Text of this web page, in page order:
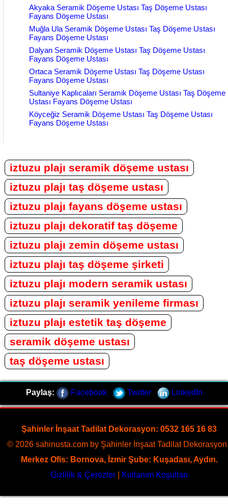
Akyaka Seramik Döşeme Ustası Taş Döşeme Ustası
Fayans Döşeme Ustası
Muğla Ula Seramik Döşeme Ustası Taş Döşeme Ustası
Fayans Döşeme Ustası
Dalyan Seramik Döşeme Ustası Taş Döşeme Ustası
Fayans Döşeme Ustası
Ortaca Seramik Döşeme Ustası Taş Döşeme Ustası
Fayans Döşeme Ustası
Sultaniye Kaplıcaları Seramik Döşeme Ustası Taş Döşeme
Ustası Fayans Döşeme Ustası
Köyceğiz Seramik Döşeme Ustası Taş Döşeme Ustası
Fayans Döşeme Ustası
iztuzu plajı seramik döşeme ustası
iztuzu plajı taş döşeme ustası
iztuzu plajı fayans döşeme ustası
iztuzu plajı dekoratif taş döşeme
iztuzu plajı zemin döşeme ustası
iztuzu plajı taş döşeme şirketi
iztuzu plajı modern seramik ustası
iztuzu plajı seramik yenileme firması
iztuzu plajı estetik taş döşeme
seramik döşeme ustası
taş döşeme ustası
Paylaş: Facebook Twitter LinkedIn
Şahinler İnşaat Tadilat Dekorasyon: 0532 165 16 83
© 2026 sahinusta.com by Şahinler İnşaat Tadilat
Merkez Ofis: Bornova, İzmir Şube: Kuşadası, Aydın.
Gizlilik & Çerezler
Kullanım Koşulları